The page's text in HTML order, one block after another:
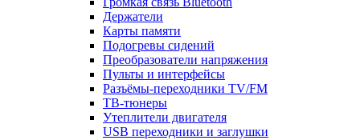
Держатели
Карты памяти
Подогревы сидений
Преобразователи напряжения
Пульты и интерфейсы
Разъёмы-переходники TV/FM
ТВ-тюнеры
Утеплители двигателя
USB переходники и заглушки